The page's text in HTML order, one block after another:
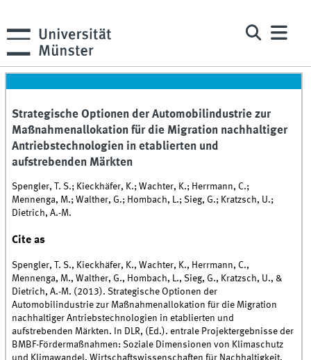
Strategische Optionen der Automobilindustrie zur
Maßnahmenallokation für die Migration nachhaltiger
Antriebstechnologien in etablierten und
aufstrebenden Märkten
Spengler, T. S.; Kieckhäfer, K.; Wachter, K.; Herrmann, C.;
Mennenga, M.; Walther, G.; Hombach, L.; Sieg, G.; Kratzsch, U.;
Dietrich, A.-M.
Cite as
Spengler, T. S., Kieckhäfer, K., Wachter, K., Herrmann, C.,
Mennenga, M., Walther, G., Hombach, L., Sieg, G., Kratzsch, U., &
Dietrich, A.-M. (2013). Strategische Optionen der
Automobilindustrie zur Maßnahmenallokation für die Migration
nachhaltiger Antriebstechnologien in etablierten und
aufstrebenden Märkten. In DLR, (Ed.). entrale Projektergebnisse der
BMBF-Fördermaßnahmen: Soziale Dimensionen von Klimaschutz